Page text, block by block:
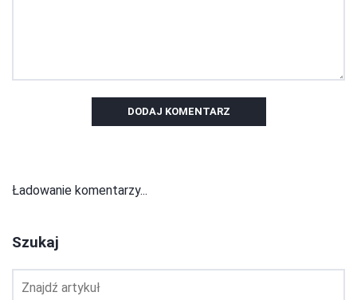
DODAJ KOMENTARZ
Ładowanie komentarzy...
Szukaj